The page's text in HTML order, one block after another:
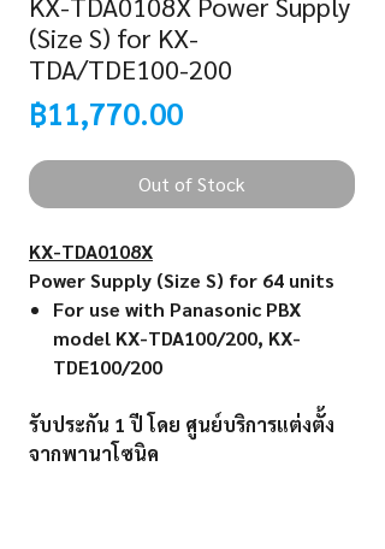
(Size S) for KX-
TDA/TDE100-200
฿11,770.00Price
Out of Stock
KX-TDA0108X
Power Supply (Size S) for 64 units
For use with Panasonic PBX
model KX-TDA100/200, KX-
TDE100/200
รับประกัน 1ปี โดย ศูนย์บริการแต่งตั้ง
จากพานาโซนิค